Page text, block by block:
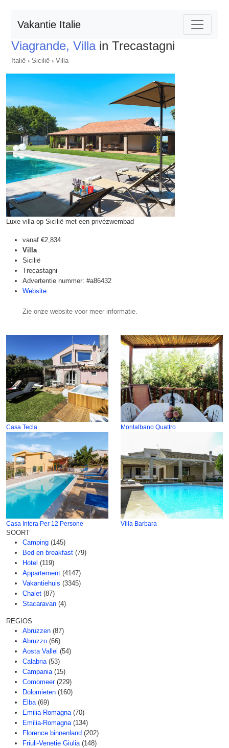
Vakantie Italie
Viagrande, Villain Trecastagni
Italië › Sicilië › Villa
Luxe villa op Sicilië met een privézwembad
vanaf €2,834
Villa
Sicilië
Trecastagni
Advertentie nummer: #a86432
Website
Zie onze website voor meer informatie.
Casa Tecla Montalbano Quattro
Casa Intera Per 12 Persone Villa Barbara
SOORT
Camping (145)
Bed en breakfast (79)
Hotel (119)
Appartement (4147)
Vakantiehuis (3345)
Chalet (87)
Stacaravan (4)
REGIOS
Abruzzen (87)
Abruzzo (66)
Aosta Vallei (54)
Calabria (53)
Campania (15)
Comomeer (229)
Dolomieten (160)
Elba (69)
Emilia Romagna (70)
Emilia-Romagna (134)
Florence binnenland (202)
Friuli-Venetie Giulia (148)